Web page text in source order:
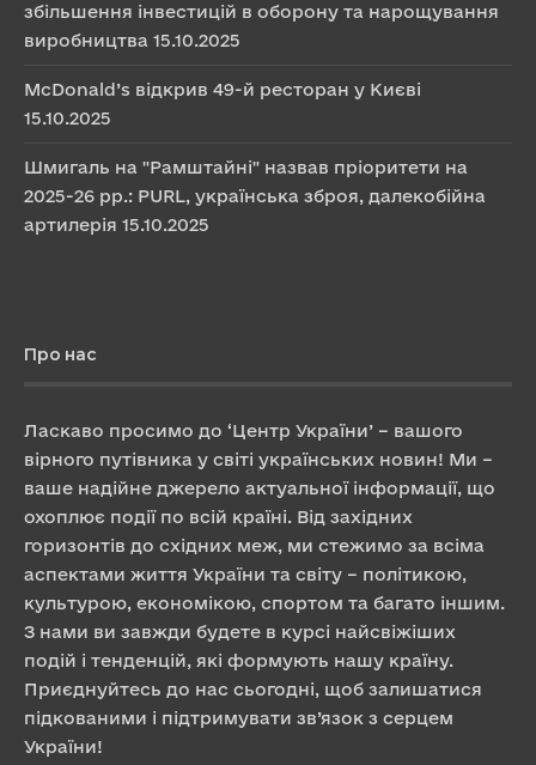
збільшення інвестицій в оборону та нарощування
виробництва 15.10.2025
McDonald’s відкрив 49-й ресторан у Києві
15.10.2025
Шмигаль на "Рамштайні" назвав пріоритети на
2025-26 рр.: PURL, українська зброя, далекобійна
артилерія 15.10.2025
Про нас
Ласкаво просимо до ‘Центр України’ – вашого
вірного путівника у світі українських новин! Ми –
ваше надійне джерело актуальної інформації, що
охоплює події по всій країні. Від західних
горизонтів до східних меж, ми стежимо за всіма
аспектами життя України та світу – політикою,
культурою, економікою, спортом та багато іншим.
З нами ви завжди будете в курсі найсвіжіших
подій і тенденцій, які формують нашу країну.
Приєднуйтесь до нас сьогодні, щоб залишатися
підкованими і підтримувати зв’язок з серцем
України!